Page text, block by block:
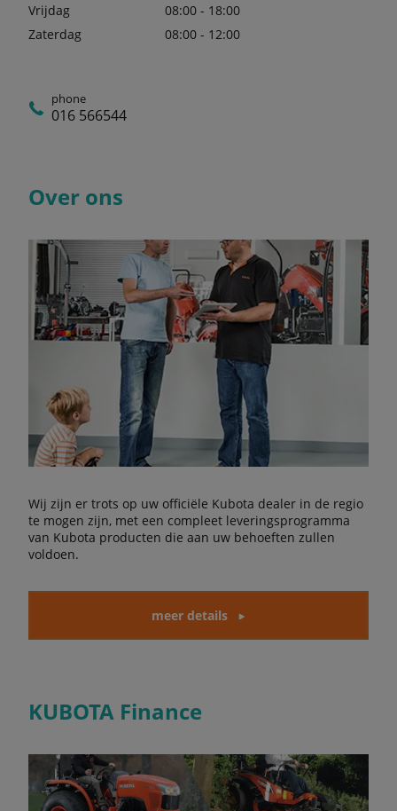
Vrijdag
08:00 - 18:00
Zaterdag
08:00 - 12:00
phone
016 566544
Over ons
Wij zijn er trots op uw officiële Kubota dealer in de regio
te mogen zijn, met een compleet leveringsprogramma
van Kubota producten die aan uw behoeften zullen
voldoen.
meer details
KUBOTA Finance